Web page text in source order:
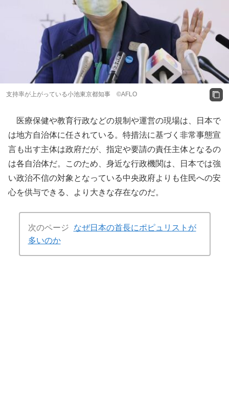
支持率が上がっている小池東京都知事 ©AFLO
医療保健や教育行政などの規制や運営の現場は、日本で
は地方自治体に任されている。特措法に基づく非常事態宣
言も出す主体は政府だが、指定や要請の責任主体となるの
は各自治体だ。このため、身近な行政機関は、日本では強
い政治不信の対象となっている中央政府よりも住民への安
心を供与できる、より大きな存在なのだ。
次のページ
なぜ日本の首長にポピュリストが
多いのか